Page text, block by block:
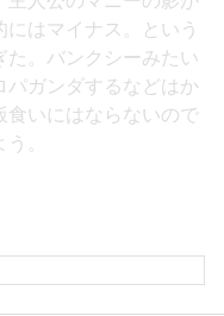
はマイナス。という
た。バンクシーみたい
パガンダするなどはか
いにはならないので
。